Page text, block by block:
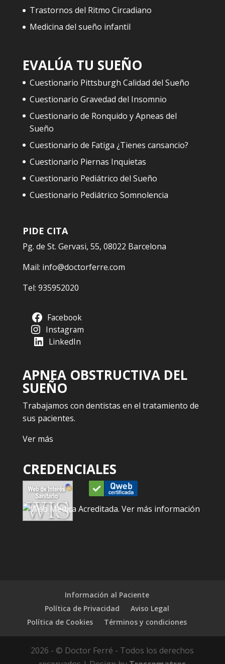
Trastornos del Ritmo Circadiano
Medicina del sueño infantil
EVALÚA TU SUEÑO
Cuestionario Pittsburgh Calidad del Sueño
Cuestionario Gravedad del Insomnio
Cuestionario de Ronquido y Apneas del
Sueño
Cuestionario de Fatiga ¿Tienes cansancio?
Cuestionario Piernas Inquietas
Cuestionario Pediátrico del Sueño
Cuestionario Pediátrico Somnolencia
PIDE CITA
Pg. de St. Gervasi, 55, 08022 Barcelona
Mail: info@doctorferre.com
Tel: 935952020
Facebook
Instagram
LinkedIn
APNEA OBSTRUCTIVA DEL
SUEÑO
Trabajamos con dentistas en el tratamiento de
sus pacientes.
Ver más
CREDENCIALES
Información al Paciente
Política de Privacidad
Aviso Legal
Política de Cookies
Términos y condiciones
2026 - © Doctor Ferré - Todos los derechos